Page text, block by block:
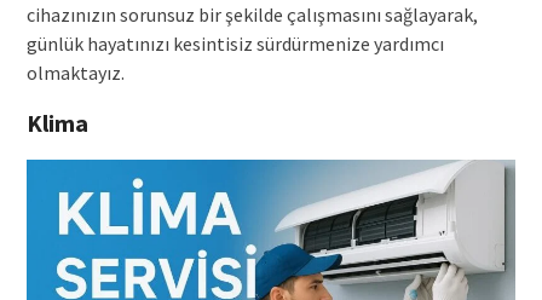
cihazınızın sorunsuz bir şekilde çalışmasını sağlayarak,
günlük hayatınızı kesintisiz sürdürmenize yardımcı
olmaktayız.
Klima